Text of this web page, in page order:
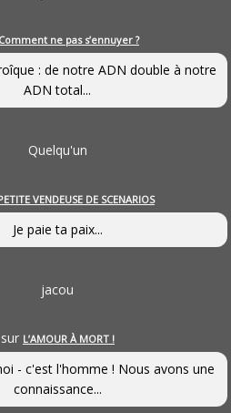
Comment ne pas s’ennuyer ?
: de notre ADN double à notre
ADN total...
Quelqu'un
VENDEUSE DE SCENARIOS
Je paie ta paix...
jacou
sur L’AMOUR À MORT !
- c'est l'homme ! Nous avons une
connaissance...